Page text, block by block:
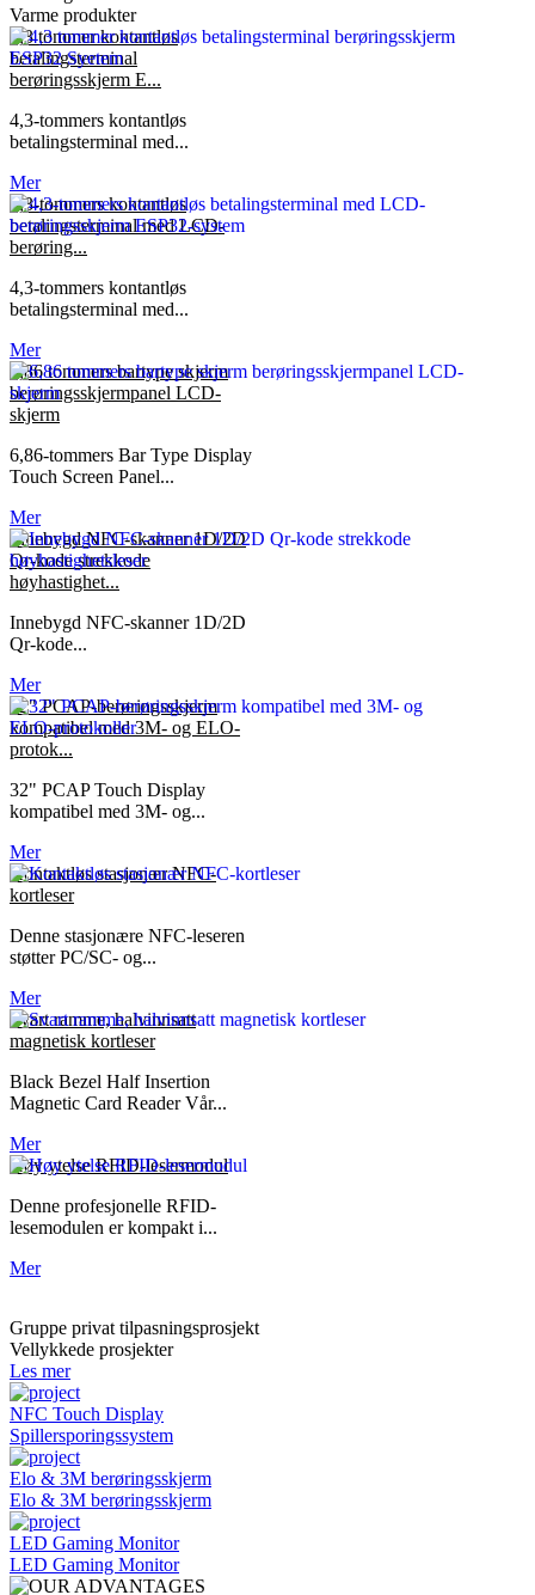
Varme produkter
4,3 tommer kontantløs
betalingsterminal
berøringsskjerm E...
4,3-tommers kontantløs
betalingsterminal med...
Mer
4,3-tommers kontantløs
betalingsterminal med LCD-
berøring...
4,3-tommers kontantløs
betalingsterminal med...
Mer
6,86 tommers bartype skjerm
berøringsskjermpanel LCD-
skjerm
6,86-tommers Bar Type Display
Touch Screen Panel...
Mer
Innebygd NFC-skanner 1D/2D
Qr-kode strekkode
høyhastighet...
Innebygd NFC-skanner 1D/2D
Qr-kode...
Mer
32" PCAP-berøringsskjerm
kompatibel med 3M- og ELO-
protok...
32" PCAP Touch Display
kompatibel med 3M- og...
Mer
Kontaktløs stasjonær NFC-
kortleser
Denne stasjonære NFC-leseren
støtter PC/SC- og...
Mer
Svart ramme, halvinnsatt
magnetisk kortleser
Black Bezel Half Insertion
Magnetic Card Reader Vår...
Mer
Høy ytelse RFID-lesermodul
Denne profesjonelle RFID-
lesemodulen er kompakt i...
Mer
Gruppe privat tilpasningsprosjekt
Vellykkede prosjekter
Les mer
NFC Touch Display
Spillersporingssystem
Elo & 3M berøringsskjerm
Elo & 3M berøringsskjerm
LED Gaming Monitor
LED Gaming Monitor